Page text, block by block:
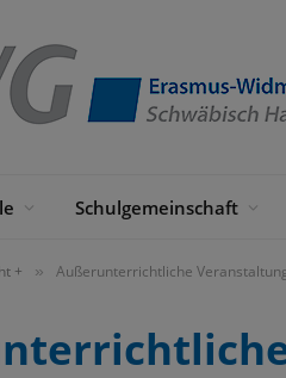
Schulgemeinschaft
+ » Außerunterrichtliche